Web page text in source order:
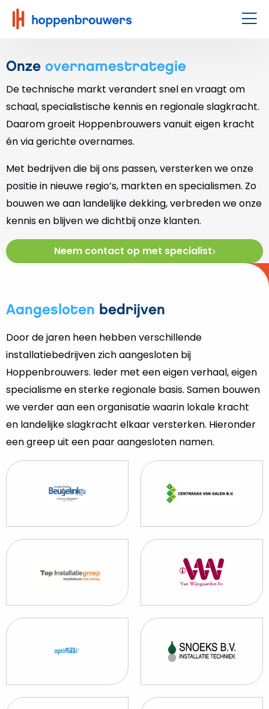
Hoppenbrouwers
|
techniek
leeft
Onze overnamestrategie
De technische markt verandert snel en vraagt om
schaal, specialistische kennis en regionale slagkracht.
Daarom groeit Hoppenbrouwers vanuit eigen kracht
én via gerichte overnames.
Met bedrijven die bij ons passen, versterken we onze
positie in nieuwe regio’s, markten en specialismen. Zo
bouwen we aan landelijke dekking, verbreden we onze
kennis en blijven we dichtbij onze klanten.
Neem contact op met specialist
Aangesloten bedrijven
Door de jaren heen hebben verschillende
installatiebedrijven zich aangesloten bij
Hoppenbrouwers. Ieder met een eigen verhaal, eigen
specialisme en sterke regionale basis. Samen bouwen
we verder aan een organisatie waarin lokale kracht
en landelijke slagkracht elkaar versterken. Hieronder
een greep uit een paar aangesloten namen.